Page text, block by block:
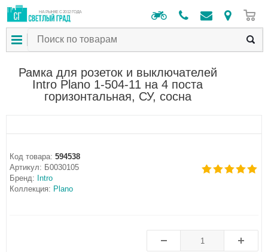
НА РЫНКЕ С 2012 ГОДА
Рамка для розеток и выключателей
Intro Plano 1-504-11 на 4 поста
горизонтальная, СУ, сосна
Код товара: 594538
Артикул: Б0030105
Бренд: Intro
Коллекция: Plano